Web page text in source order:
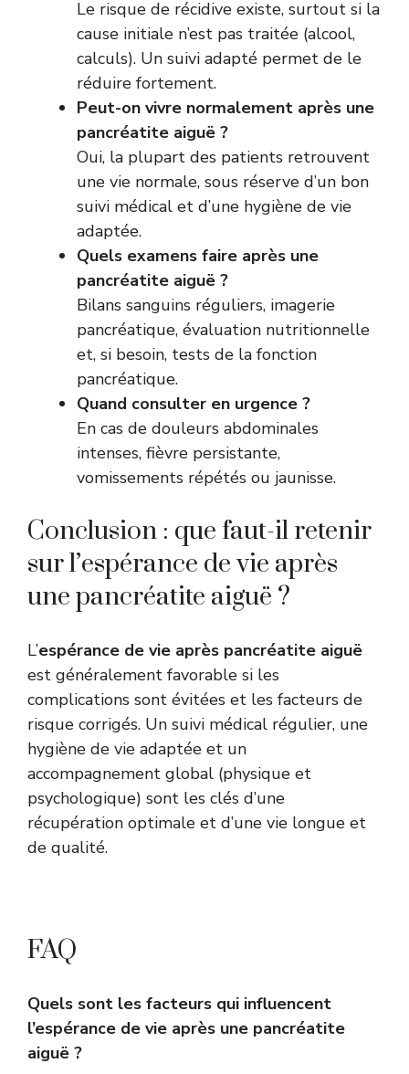
Le risque de récidive existe, surtout si la
cause initiale n’est pas traitée (alcool,
calculs). Un suivi adapté permet de le
réduire fortement.
Peut-on vivre normalement après une
pancréatite aiguë ?
Oui, la plupart des patients retrouvent
une vie normale, sous réserve d’un bon
suivi médical et d’une hygiène de vie
adaptée.
Quels examens faire après une
pancréatite aiguë ?
Bilans sanguins réguliers, imagerie
pancréatique, évaluation nutritionnelle
et, si besoin, tests de la fonction
pancréatique.
Quand consulter en urgence ?
En cas de douleurs abdominales
intenses, fièvre persistante,
vomissements répétés ou jaunisse.
Conclusion : que faut-il retenir
sur l’espérance de vie après
une pancréatite aiguë ?
L’espérance de vie après pancréatite aiguë
est généralement favorable si les
complications sont évitées et les facteurs de
risque corrigés. Un suivi médical régulier, une
hygiène de vie adaptée et un
accompagnement global (physique et
psychologique) sont les clés d’une
récupération optimale et d’une vie longue et
de qualité.
FAQ
Quels sont les facteurs qui influencent
l’espérance de vie après une pancréatite
aiguë ?